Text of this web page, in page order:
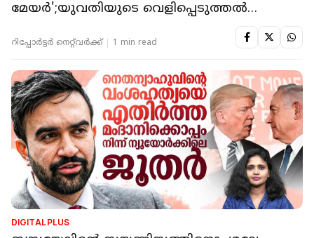
മേയർ';യുവതിയുടെ വെളിപ്പെടുത്തൽ
റിപ്പോർട്ടർ നെറ്റ്‌വര്‍ക്ക്‌ 1 min read
DIGITAL PLUS